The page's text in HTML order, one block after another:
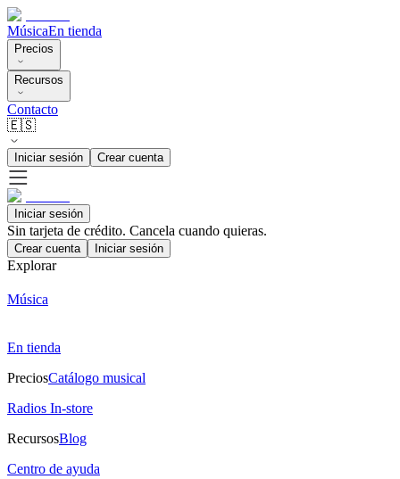
MúsicaEn tienda
Precios
Recursos
Contacto
🇪🇸
Iniciar sesión Crear cuenta
Iniciar sesión
Sin tarjeta de crédito. Cancela cuando quieras.
Crear cuenta Iniciar sesión
Explorar
Música
En tienda
PreciosCatálogo musical
Radios In-store
RecursosBlog
Centro de ayuda